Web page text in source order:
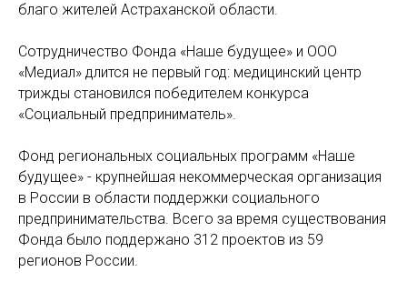
благо жителей Астраханской области.
Сотрудничество Фонда «Наше будущее» и ООО
«Медиал» длится не первый год: медицинский центр
трижды становился победителем конкурса
«Социальный предприниматель».
Фонд региональных социальных программ «Наше
будущее» - крупнейшая некоммерческая организация
в России в области поддержки социального
предпринимательства. Всего за время существования
Фонда было поддержано 312 проектов из 59
регионов России.